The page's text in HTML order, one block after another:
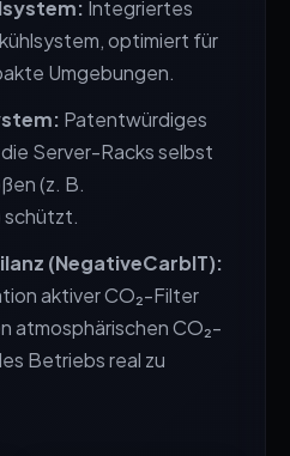
Integriertes
optimiert für
Umgebungen.
Patentwürdiges
Server-Racks selbst
(z. B.
schützt.
(NegativeCarbIT):
aktiver CO₂-Filter
atmosphärischen CO₂-
Betriebs real zu